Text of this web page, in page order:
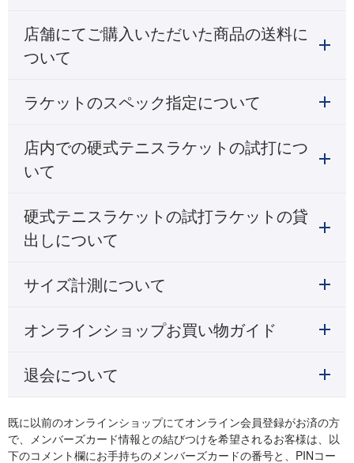
店舗にてご購入いただいた商品の送料に
ついて
ラケットのスペック指定について
店内での硬式テニスラケットの試打につ
いて
硬式テニスラケットの試打ラケットの貸
出しについて
サイズ計測について
オンラインショップお買い物ガイド
退会について
既に以前のオンラインショップにてオンライン会員登録がお済の方
で、メンバーズカード情報との結びつけを希望されるお客様は、以
下のコメント欄にお手持ちのメンバーズカードの番号と、PINコー